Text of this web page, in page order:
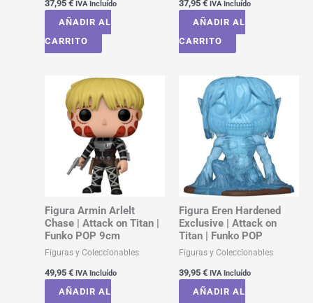
37,95 € IVA Incluído
AÑADIR AL
CARRITO
37,95 € IVA Incluído
AÑADIR AL
CARRITO
Figura Armin Arlelt
Chase | Attack on Titan |
Funko POP 9cm
Figuras y Coleccionables
49,95 € IVA Incluído
AÑADIR AL
Figura Eren Hardened
Exclusive | Attack on
Titan | Funko POP
Figuras y Coleccionables
39,95 € IVA Incluído
AÑADIR AL